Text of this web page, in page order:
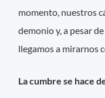
momento, nuestros
demonio y, a pesar
llegamos a mirarnos
La cumbre se hace